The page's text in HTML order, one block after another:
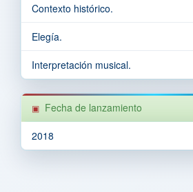
Contexto histórico.
Elegía.
Interpretación musical.
Fecha de lanzamiento
2018